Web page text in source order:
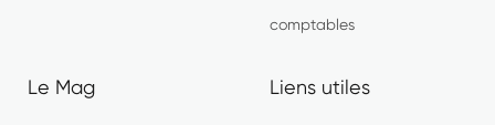
comptables
Le Mag Liens utiles